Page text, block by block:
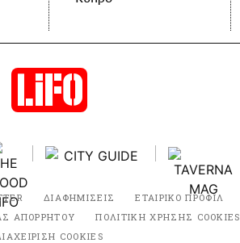
ΔΙΑΦΗΜΙΣΕΙΣ ΕΤΑΙΡΙΚΟ ΠΡΟΦΙΛ
ΑΠΟΡΡΗΤΟΥ
ΠΟΛΙΤΙΚΗ ΧΡΗΣΗΣ COOKIES
COOKIES